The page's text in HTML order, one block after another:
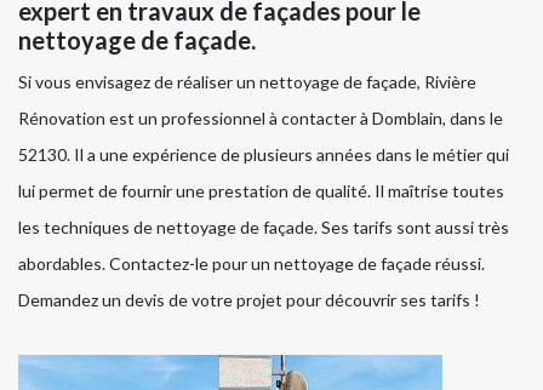
expert en travaux de façades pour le
nettoyage de façade.
Si vous envisagez de réaliser un nettoyage de façade, Rivière
Rénovation est un professionnel à contacter à Domblain, dans le
52130. Il a une expérience de plusieurs années dans le métier qui
lui permet de fournir une prestation de qualité. Il maîtrise toutes
les techniques de nettoyage de façade. Ses tarifs sont aussi très
abordables. Contactez-le pour un nettoyage de façade réussi.
Demandez un devis de votre projet pour découvrir ses tarifs !